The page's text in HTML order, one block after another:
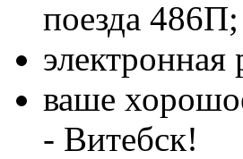
поезда 486П;
ваше
- Витебск!